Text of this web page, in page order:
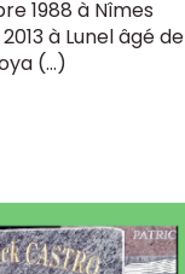
1988 à Nîmes
à Lunel âgé de
(…)